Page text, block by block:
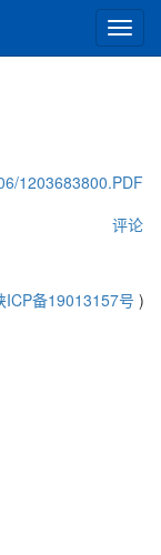
切
换
1203683800.PDF
评论
ICP备19013157号 )